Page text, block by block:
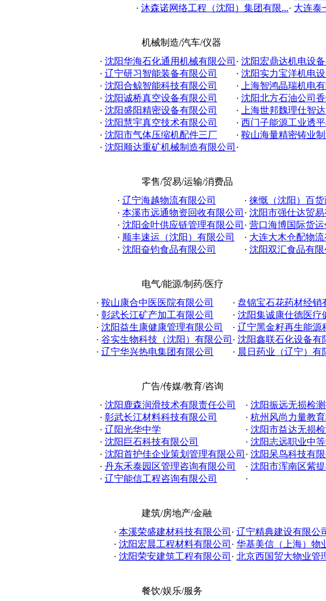
· 沐森诺网络工程（沈阳）集团有限...· 大连泰
机械制造/汽车/仪器
· 沈阳华海石化通用机械有限公司 · 沈阳宏鼎达机电设
· 辽宁研习智能装备有限公司 · 沈阳实力宝洋机电
· 沈阳合鲸智能科技有限公司 · 上海智鸿晶瑞机电
· 沈阳诚桥真空设备有限公司 · 沈阳北方石油公司
· 沈阳盛阳精密设备有限公司 · 上海世邦魏理仕智
· 沈阳慧宇真空技术有限公司 · 西门子能源工业透
· 沈阳市气体压缩机配件三厂 · 鞍山海量精密铸业
· 沈阳顺达重矿机械制造有限公司 ·
零售/贸易/运输/消费品
· 辽宁海越物流有限公司 · 徕慨（沈阳）百货
· 本溪市远通物资回收有限公司 · 沈阳市强仕达贸易
· 沈阳金叶供应链管理有限公司 · 营口海博国际货运
· 顺丰速运（沈阳）有限公司 · 大连大木仓配物流
· 沈阳奋钧食品有限公司 · 沈阳双汇食品有限
电气/能源/制药/医疗
· 鞍山康合中医医院有限公司 · 盘锦宝石花药材经销
· 彰武长江矿产加工有限公司 · 沈阳集诚康仕德医疗
· 沈阳益生康健康管理有限公司 · 辽宁黑金籽再生能源
· 谷实生物科技（沈阳）有限公司 · 沈阳鑫联石化设备有
· 辽宁华兴热电集团有限公司 · 晨日药业（辽宁）有
广告/传媒/教育/咨询
· 沈阳鹿森润滑技术有限责任公司 · 沈阳振远无损检
· 彰武长江材料科技有限公司 · 杭州风尚力量教
· 辽阳光华中学 · 沈阳市益达无损
· 沈阳巨石科技有限公司 · 沈阳志远职业中
· 沈阳首护佳企业策划管理有限公司 · 沈阳呆鸟科技有限
· 丹东禾泰园区管理咨询有限公司 · 沈阳市浑南区紫
· 辽宁能信工程咨询有限公司 ·
建筑/房地产/金融
· 本溪荣盛建材科技有限公司 · 辽宁精典建设有限公
· 沈阳宏晨工程材料有限公司 · 华基美信（上海）物
· 沈阳荣安建筑工程有限公司 · 北京西国贸大物业管
餐饮/娱乐/服务